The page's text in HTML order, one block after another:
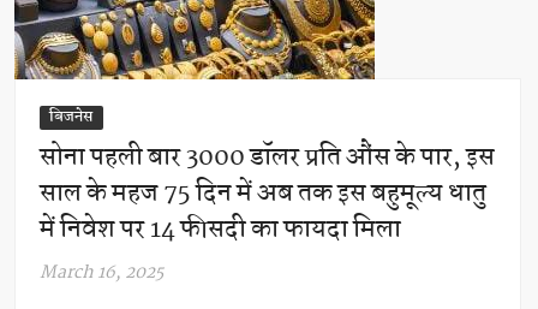
बिजनेस
सोना पहली बार 3000 डॉलर प्रति औंस के पार, इस
साल के महज 75 दिन में अब तक इस बहुमूल्य धातु
में निवेश पर 14 फीसदी का फायदा मिला
March 16, 2025